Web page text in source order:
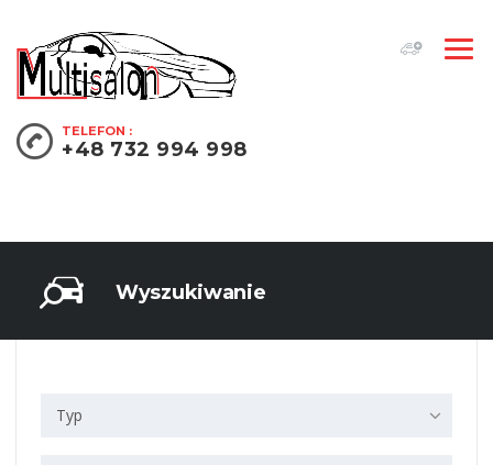
TELEFON :
+48 732 994 998
Wyszukiwanie
Typ